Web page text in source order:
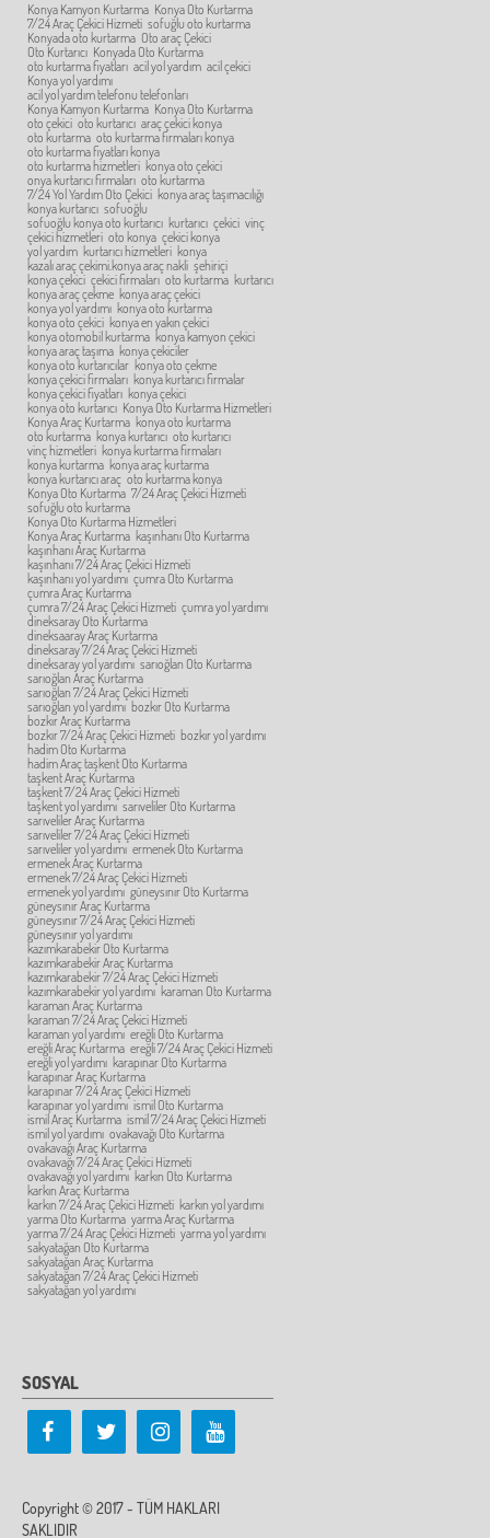
Konya Kamyon Kurtarma Konya Oto Kurtarma
7/24 Araç Çekici Hizmeti sofuğlu oto kurtarma
Konyada oto kurtarma Oto araç Çekici
Oto Kurtarıcı Konyada Oto Kurtarma
oto kurtarma fiyatları acil yol yardım acil çekici
Konya yol yardımı
acil yol yardım telefonu telefonları
Konya Kamyon Kurtarma Konya Oto Kurtarma
oto çekici oto kurtarıcı araç çekici konya
oto kurtarma oto kurtarma firmaları konya
oto kurtarma fiyatları konya
oto kurtarma hizmetleri konya oto çekici
onya kurtarıcı firmaları oto kurtarma
7/24 Yol Yardım Oto Çekici konya araç taşımacılığı
konya kurtarıcı sofuoğlu
sofuoğlu konya oto kurtarıcı kurtarıcı çekici vinç
çekici hizmetleri oto konya çekici konya
yol yardım kurtarıcı hizmetleri konya
kazalı araç çekimi.konya araç nakli şehiriçi
konya çekici çekici firmaları oto kurtarma kurtarıcı
konya araç çekme konya araç çekici
konya yol yardımı konya oto kurtarma
konya oto çekici konya en yakın çekici
konya otomobil kurtarma konya kamyon çekici
konya araç taşıma konya çekiciler
konya oto kurtarıcılar konya oto çekme
konya çekici firmaları konya kurtarıcı firmalar
konya çekici fiyatları konya çekici
konya oto kurtarıcı Konya Oto Kurtarma Hizmetleri
Konya Araç Kurtarma konya oto kurtarma
oto kurtarma konya kurtarıcı oto kurtarıcı
vinç hizmetleri konya kurtarma firmaları
konya kurtarma konya araç kurtarma
konya kurtarıcı araç oto kurtarma konya
Konya Oto Kurtarma 7/24 Araç Çekici Hizmeti
sofuğlu oto kurtarma
Konya Oto Kurtarma Hizmetleri
Konya Araç Kurtarma kaşınhanı Oto Kurtarma
kaşınhanı Araç Kurtarma
kaşınhanı 7/24 Araç Çekici Hizmeti
kaşınhanı yol yardımı çumra Oto Kurtarma
çumra Araç Kurtarma
çumra 7/24 Araç Çekici Hizmeti çumra yol yardımı
dineksaray Oto Kurtarma
dineksaaray Araç Kurtarma
dineksaray 7/24 Araç Çekici Hizmeti
dineksaray yol yardımı sarıoğlan Oto Kurtarma
sarıoğlan Araç Kurtarma
sarıoğlan 7/24 Araç Çekici Hizmeti
sarıoğlan yol yardımı bozkır Oto Kurtarma
bozkır Araç Kurtarma
bozkır 7/24 Araç Çekici Hizmeti bozkır yol yardımı
hadim Oto Kurtarma
hadim Araç taşkent Oto Kurtarma
taşkent Araç Kurtarma
taşkent 7/24 Araç Çekici Hizmeti
taşkent yol yardımı sarıveliler Oto Kurtarma
sarıveliler Araç Kurtarma
sarıveliler 7/24 Araç Çekici Hizmeti
sarıveliler yol yardımı ermenek Oto Kurtarma
ermenek Araç Kurtarma
ermenek 7/24 Araç Çekici Hizmeti
ermenek yol yardımı güneysınır Oto Kurtarma
güneysınır Araç Kurtarma
güneysınır 7/24 Araç Çekici Hizmeti
güneysınır yol yardımı
kazımkarabekir Oto Kurtarma
kazımkarabekir Araç Kurtarma
kazımkarabekir 7/24 Araç Çekici Hizmeti
kazımkarabekir yol yardımı karaman Oto Kurtarma
karaman Araç Kurtarma
karaman 7/24 Araç Çekici Hizmeti
karaman yol yardımı ereğli Oto Kurtarma
ereğli Araç Kurtarma ereğli 7/24 Araç Çekici Hizmeti
ereğli yol yardımı karapınar Oto Kurtarma
karapınar Araç Kurtarma
karapınar 7/24 Araç Çekici Hizmeti
karapınar yol yardımı ismil Oto Kurtarma
ismil Araç Kurtarma ismil 7/24 Araç Çekici Hizmeti
ismil yol yardımı ovakavağı Oto Kurtarma
ovakavağı Araç Kurtarma
ovakavağı 7/24 Araç Çekici Hizmeti
ovakavağı yol yardımı karkın Oto Kurtarma
karkın Araç Kurtarma
karkın 7/24 Araç Çekici Hizmeti karkın yol yardımı
yarma Oto Kurtarma yarma Araç Kurtarma
yarma 7/24 Araç Çekici Hizmeti yarma yol yardımı
sakyatağan Oto Kurtarma
sakyatağan Araç Kurtarma
sakyatağan 7/24 Araç Çekici Hizmeti
sakyatağan yol yardımı
SOSYAL
Copyright © 2017 - TÜM HAKLARI
SAKLIDIR